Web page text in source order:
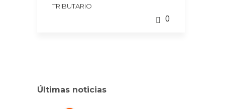
TRIBUTARIO
0
Últimas noticias